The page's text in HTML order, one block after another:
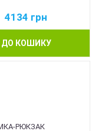
4134 грн
ДО КОШИКУ